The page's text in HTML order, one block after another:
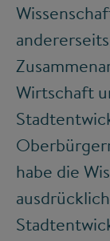
Wirtschaft
habe die